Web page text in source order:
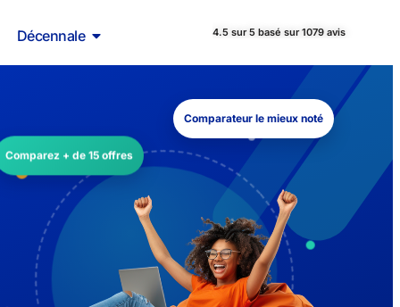
Décennale 4.5 sur 5 basé sur 1079 avis
Comparez + de 15 offres
Comparateur le mieux noté